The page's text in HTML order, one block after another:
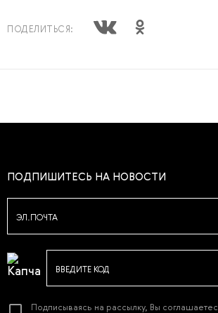
ПОДЕЛИТЬСЯ:
ПОДПИШИТЕСЬ НА НОВОСТИ
ЭЛ.ПОЧТА
ВВЕДИТЕ КОД
Подписываясь на рассылку, Вы